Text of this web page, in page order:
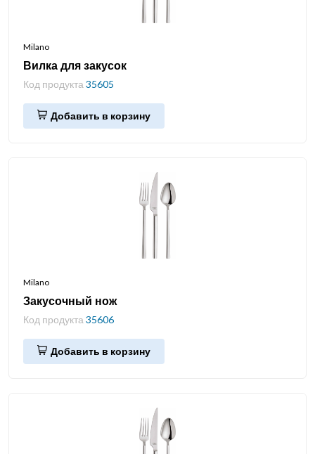
Milano
Вилка для закусок
Код продукта 35605
Добавить в корзину
Milano
Закусочный нож
Код продукта 35606
Добавить в корзину